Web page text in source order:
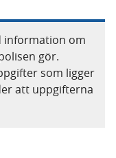
information om
gör.
som ligger
att uppgifterna